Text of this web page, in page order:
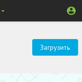
Загрузить